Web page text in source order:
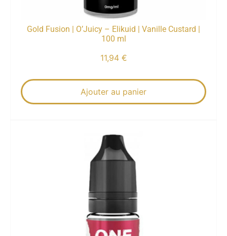
Gold Fusion | O’Juicy – Elikuid | Vanille Custard |
100 ml
11,94 €
Ajouter au panier